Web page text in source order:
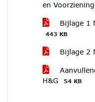
en
Bijlage 1
443 KB
Bijlage 2
H&G
54 KB